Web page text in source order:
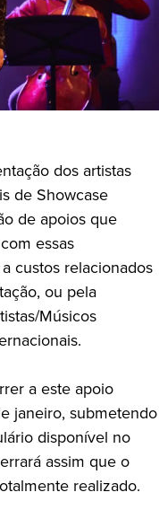
dos artistas
de Showcase
de apoios que
essas
custos relacionados
ou pela
Músicos
a este apoio
janeiro, submetendo
disponível no
assim que o
realizado.